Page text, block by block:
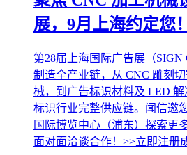
展，9月上海约定您！
第28届上海国际广告展（
制造全产业链，从 CNC 雕刻
械，到广告标识材料及 LED
标识行业完整供应链。闻信邀
国际博览中心（浦东）探索更
面对面洽谈合作！>>立即注册